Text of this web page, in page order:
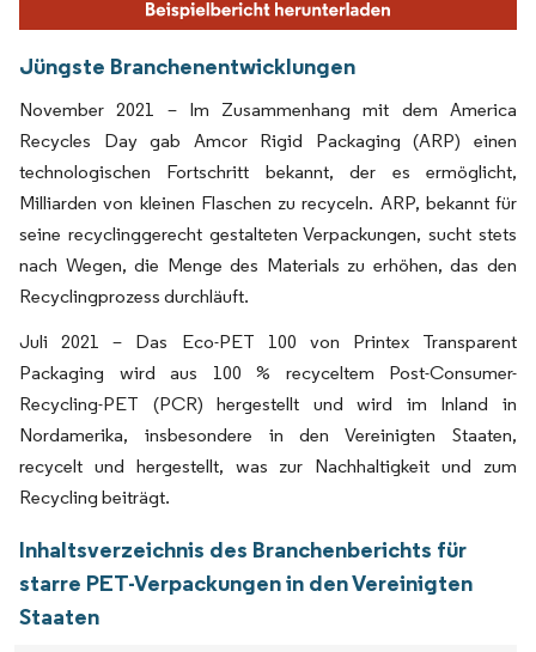
Jüngste Branchenentwicklungen
November 2021 – Im Zusammenhang mit dem America
Recycles Day gab Amcor Rigid Packaging (ARP) einen
technologischen Fortschritt bekannt, der es ermöglicht,
Milliarden von kleinen Flaschen zu recyceln. ARP, bekannt für
seine recyclinggerecht gestalteten Verpackungen, sucht stets
nach Wegen, die Menge des Materials zu erhöhen, das den
Recyclingprozess durchläuft.
Juli 2021 – Das Eco-PET 100 von Printex Transparent
Packaging wird aus 100 % recyceltem Post-Consumer-
Recycling-PET (PCR) hergestellt und wird im Inland in
Nordamerika, insbesondere in den Vereinigten Staaten,
recycelt und hergestellt, was zur Nachhaltigkeit und zum
Recycling beiträgt.
Inhaltsverzeichnis des Branchenberichts für
starre PET-Verpackungen in den Vereinigten
Staaten